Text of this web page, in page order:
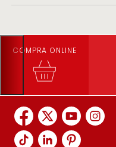
COMPRA ONLINE